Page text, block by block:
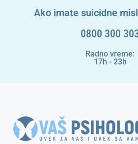
Ako imate suicidne
0800 300
Radno vreme:
17h - 23h